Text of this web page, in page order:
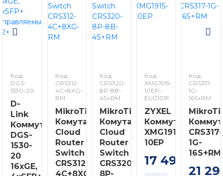
Код:
DGS-
1530-20
D-
Link
Коммутатор
DGS-
1530-
20
16xGE,
Код:
CRS312-
4C+8XG-
RM
MikroTik
Комутатор
Cloud
Router
Switch
CRS312-
4C+8XG-
Код:
CRS320-
8P-8B-
4S+RM
MikroTik
Комутатор
Cloud
Router
Switch
CRS320-
8P-
Код:
XMG1915-
10EP-
EU0101F
ZYXEL
Коммутатор
XMG1915-
10EP
17 499
Код:
CRS317-
1G-
16S+RM
CRS317-
1G-
16S+RM
21